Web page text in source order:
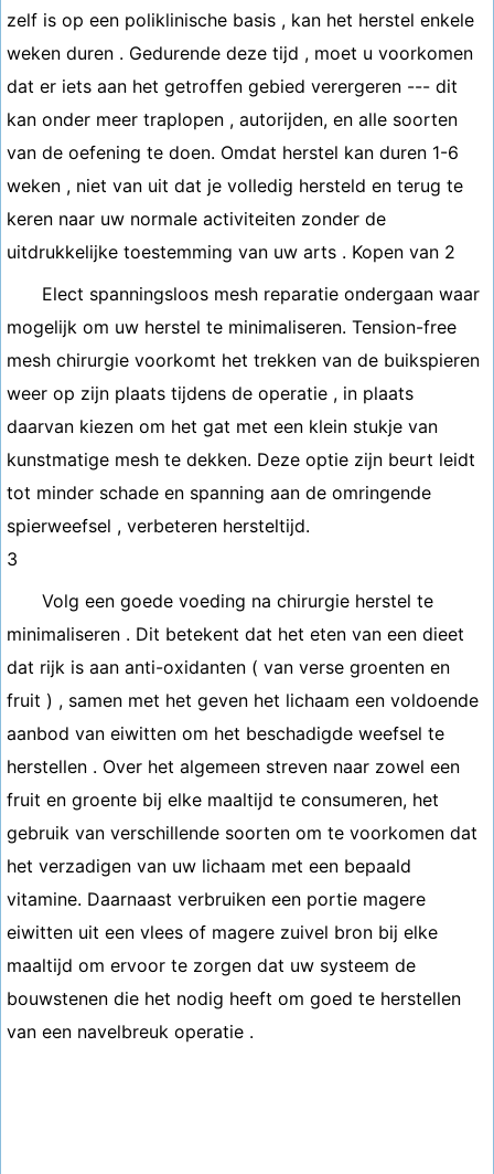
zelf is op een poliklinische basis , kan het herstel enkele
weken duren . Gedurende deze tijd , moet u voorkomen
dat er iets aan het getroffen gebied verergeren --- dit
kan onder meer traplopen , autorijden, en alle soorten
van de oefening te doen. Omdat herstel kan duren 1-6
weken , niet van uit dat je volledig hersteld en terug te
keren naar uw normale activiteiten zonder de
uitdrukkelijke toestemming van uw arts . Kopen van 2
Elect spanningsloos mesh reparatie ondergaan waar
mogelijk om uw herstel te minimaliseren. Tension-free
mesh chirurgie voorkomt het trekken van de buikspieren
weer op zijn plaats tijdens de operatie , in plaats
daarvan kiezen om het gat met een klein stukje van
kunstmatige mesh te dekken. Deze optie zijn beurt leidt
tot minder schade en spanning aan de omringende
spierweefsel , verbeteren hersteltijd.
3
Volg een goede voeding na chirurgie herstel te
minimaliseren . Dit betekent dat het eten van een dieet
dat rijk is aan anti-oxidanten ( van verse groenten en
fruit ) , samen met het geven het lichaam een voldoende
aanbod van eiwitten om het beschadigde weefsel te
herstellen . Over het algemeen streven naar zowel een
fruit en groente bij elke maaltijd te consumeren, het
gebruik van verschillende soorten om te voorkomen dat
het verzadigen van uw lichaam met een bepaald
vitamine. Daarnaast verbruiken een portie magere
eiwitten uit een vlees of magere zuivel bron bij elke
maaltijd om ervoor te zorgen dat uw systeem de
bouwstenen die het nodig heeft om goed te herstellen
van een navelbreuk operatie .